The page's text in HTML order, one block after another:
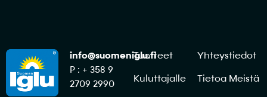
info@suomeniglu.fi
P : + 358 9
2709 2990
Tuotteet
Kuluttajalle
Yhteystiedot
Tietoa Meistä